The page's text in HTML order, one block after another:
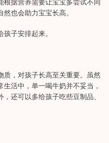
也会助力宝宝长高。
子安排起来。
，对孩子长高至关重要。虽然
活中，单一喝牛奶并不妥当，
还可以多给孩子吃些豆制品、